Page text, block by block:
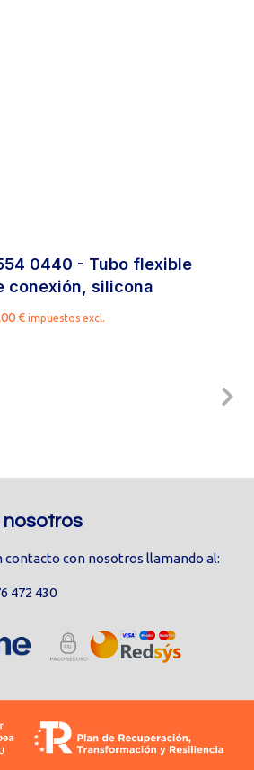
0440 - Tubo flexible
conexión, silicona
€ impuestos excl.
contacto con nosotros llamando al:
472 430